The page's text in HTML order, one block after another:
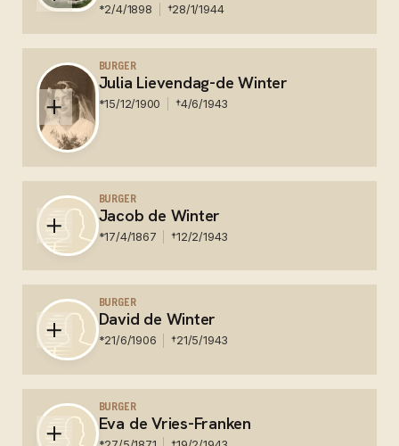
*2/4/1898 †28/1/1944
Nederland - Concentratiekamp Auschwitz -
Gedenkboek 32
BURGER
Julia Lievendag-de Winter
*15/12/1900 †4/6/1943
Nederland - Concentratiekamp Sobibor - Gedenkboek
20
BURGER
Jacob de Winter
*17/4/1867 †12/2/1943
Nederland - Concentratiekamp Auschwitz Ocwiecim -
Gedenkboek 32
BURGER
David de Winter
*21/6/1906 †21/5/1943
32
BURGER
Eva de Vries-Franken